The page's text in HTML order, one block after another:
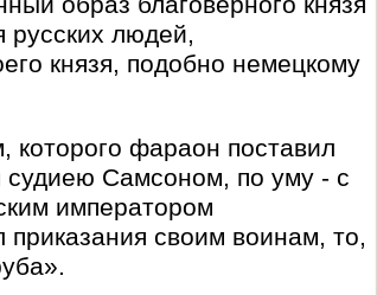
русских людей,
князя, подобно немецкому
которого фараон поставил
судиею Самсоном, по уму - с
императором
своим воинам, то,